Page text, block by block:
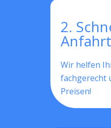
2.
Anfahrt
Wir helfen
fachgerecht
Preisen!